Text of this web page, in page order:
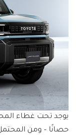
حصانًا – ومن